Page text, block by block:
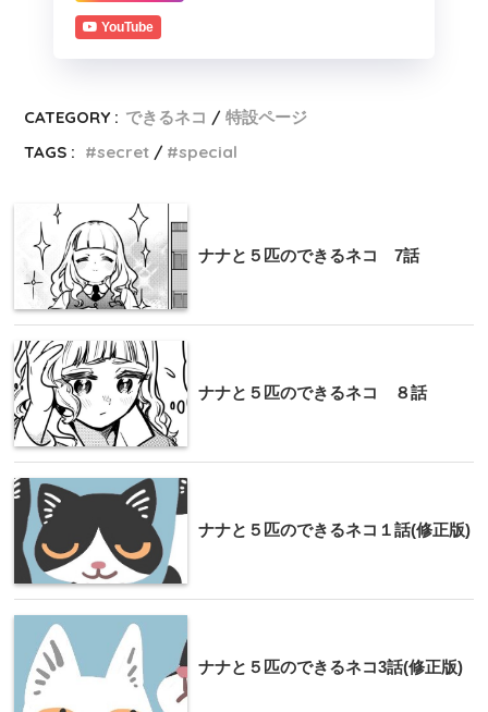
YouTube
CATEGORY : できるネコ
特設ページ
TAGS :
secret special
ナナと５匹のできるネコ 7話
ナナと５匹のできるネコ ８話
ナナと５匹のできるネコ１話(修正版)
ナナと５匹のできるネコ3話(修正版)